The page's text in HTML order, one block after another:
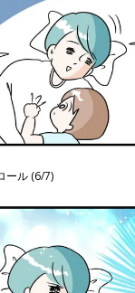
ール (6/7)